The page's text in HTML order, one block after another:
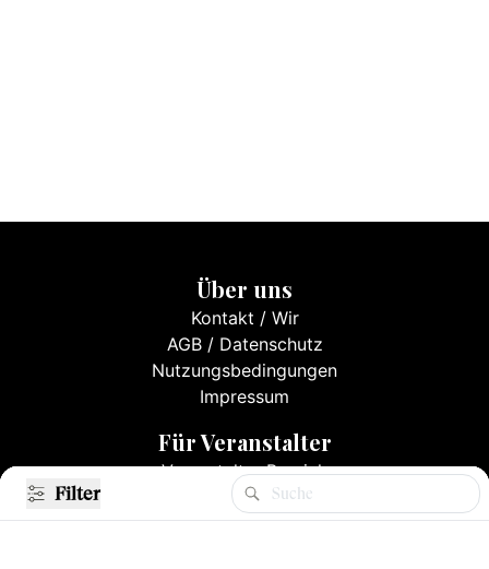
Filter
Filter
Über uns
Kontakt / Wir
AGB/ Datenschutz
Nutzungsbedingungen
Impressum
Für Veranstalter
Veranstalter Bereich
Events eintragen
Mediadaten & Preise